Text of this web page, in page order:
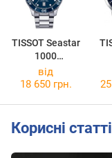
TISSOT Seastar
1000
T120.410.11.0
41.00
від
18 650 грн.
Корисні статті